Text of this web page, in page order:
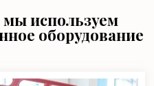
мы используем
оборудование